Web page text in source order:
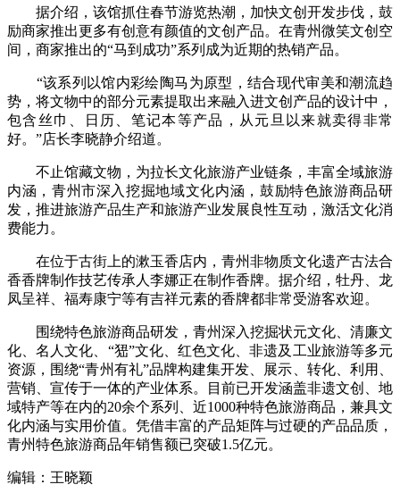
据介绍，该馆抓住春节游览热潮，加快文创开发步伐，鼓
励商家推出更多有创意有颜值的文创产品。在青州微笑文创空
间，商家推出的“马到成功”系列成为近期的热销产品。
“该系列以馆内彩绘陶马为原型，结合现代审美和潮流趋
势，将文物中的部分元素提取出来融入进文创产品的设计中，
包含丝巾、日历、笔记本等产品，从元旦以来就卖得非常
好。”店长李晓静介绍道。
不止馆藏文物，为拉长文化旅游产业链条，丰富全域旅游
内涵，青州市深入挖掘地域文化内涵，鼓励特色旅游商品研
发，推进旅游产品生产和旅游产业发展良性互动，激活文化消
费能力。
在位于古街上的漱玉香店内，青州非物质文化遗产古法合
香香牌制作技艺传承人李娜正在制作香牌。据介绍，牡丹、龙
凤呈祥、福寿康宁等有吉祥元素的香牌都非常受游客欢迎。
围绕特色旅游商品研发，青州深入挖掘状元文化、清廉文
化、名人文化、“峱”文化、红色文化、非遗及工业旅游等多元
资源，围绕“青州有礼”品牌构建集开发、展示、转化、利用、
营销、宣传于一体的产业体系。目前已开发涵盖非遗文创、地
域特产等在内的20余个系列、近1000种特色旅游商品，兼具文
化内涵与实用价值。凭借丰富的产品矩阵与过硬的产品品质，
青州特色旅游商品年销售额已突破1.5亿元。
编辑：王晓颖